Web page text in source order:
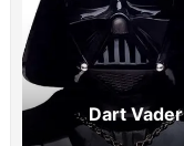
Dart Vader